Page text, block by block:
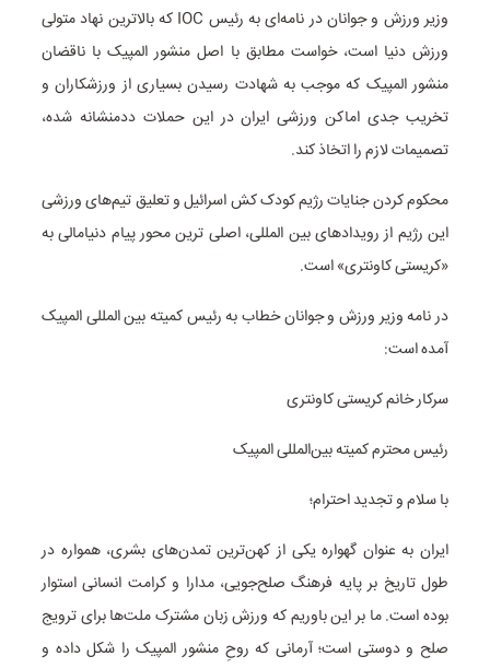
وزیر ورزش و جوانان در نامه‌ای به رئیس IOC که بالاترین نهاد متولی
ورزش دنیا است، خواست مطابق با اصل منشور المپیک با ناقضان
منشور المپیک که موجب به شهادت رسیدن بسیاری از ورزشکاران و
تخریب جدی اماکن ورزشی ایران در این حملات ددمنشانه شده،
تصمیمات لازم را اتخاذ کند.
محکوم کردن جنایات رژیم کودک کش اسرائیل و تعلیق تیم‌های ورزشی
این رژیم از رویدادهای بین المللی، اصلی ترین محور پیام دنیامالی به
«کریستی کاونتری» است.
در نامه وزیر ورزش و جوانان خطاب به رئیس کمیته بین المللی المپیک
آمده است:
سرکار خانم کریستی کاونتری
رئیس محترم کمیته بین‌المللی المپیک
با سلام و تجدید احترام؛
ایران به عنوان گهواره یکی از کهن‌ترین تمدن‌های بشری، همواره در
طول تاریخ بر پایه فرهنگ صلح‌جویی، مدارا و کرامت انسانی استوار
بوده است. ما بر این باوریم که ورزش زبان مشترک ملت‌ها برای ترویج
صلح و دوستی است؛ آرمانی که روحِ منشور المپیک را شکل داده و